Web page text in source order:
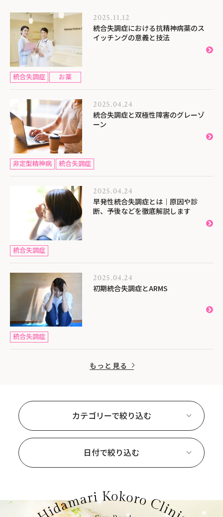
2025.11.12
統合失調症における抗精神病薬のス
イッチングの意義と技法
統合失調症 お薬
2025.04.24
統合失調症と双極性障害のグレーゾ
ーン
非定型精神病 統合失調症
2025.04.24
早発性統合失調症とは｜原因や診
断、予後などを徹底解説します
統合失調症
2025.04.24
初期統合失調症とARMS
統合失調症
もっと見る
カテゴリーで絞り込む
日付で絞り込む